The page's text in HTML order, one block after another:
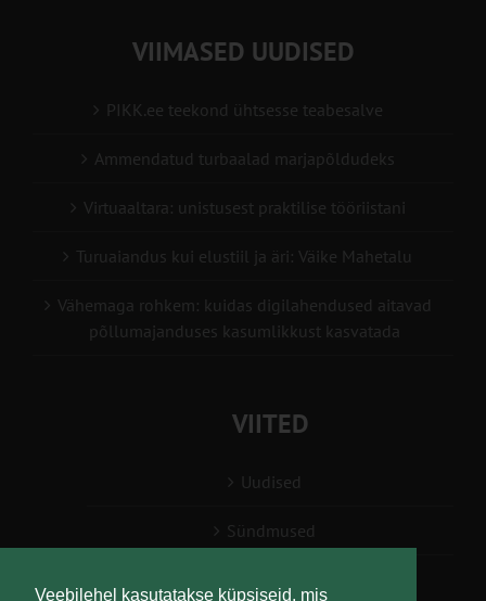
Veebilehel kasutatakse küpsiseid, mis
VIIMASED UUDISED
PIKK.ee teekond ühtsesse teabesalve
Ammendatud turbaalad marjapõldudeks
Virtuaaltara: unistusest praktilise tööriistani
Turuaiandus kui elustiil ja äri: Väike Mahetalu
Vähemaga rohkem: kuidas digilahendused aitavad
põllumajanduses kasumlikkust kasvatada
VIITED
Uudised
Sündmused